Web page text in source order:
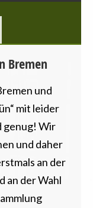
Bremen
und
mit leider
genug! Wir
und daher
an der
an der Wahl